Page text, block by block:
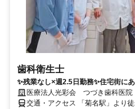
歯科衛生士
✨残業なし×週2.5日勤務✨住宅街に
医療法人光彩会 つづき歯科医院
交通・アクセス 「菊名駅」より